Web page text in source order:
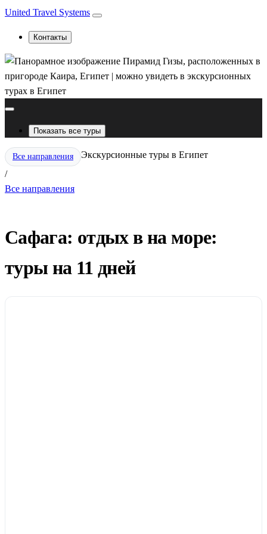
United Travel Systems
Контакты
Показать все туры
Все направления
/
Экскурсионные туры в Египет
Все направления
Сафага: отдых в на море:
туры на 11 дней